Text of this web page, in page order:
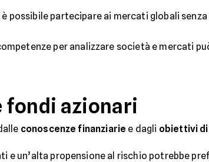
possibile partecipare ai mercati globali
per analizzare società e mercati
fondi azionari
conoscenze finanziarie e dagli obiettivi
e un’alta propensione al rischio potrebbe